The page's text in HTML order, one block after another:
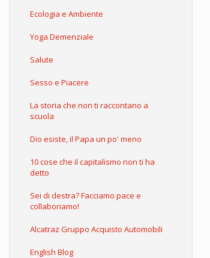
Ecologia e Ambiente
Yoga Demenziale
Salute
Sesso e Piacere
La storia che non ti raccontano a
scuola
Dio esiste, il Papa un po' meno
10 cose che il capitalismo non ti ha
detto
Sei di destra? Facciamo pace e
collaboriamo!
Alcatraz Gruppo Acquisto Automobili
English Blog